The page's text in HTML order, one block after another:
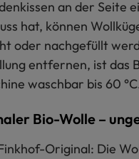
an der Seite
hat, können
oder nachgefüllt
entfernen, ist das
waschbar bis 60
Bio-Wolle –
Original: Die